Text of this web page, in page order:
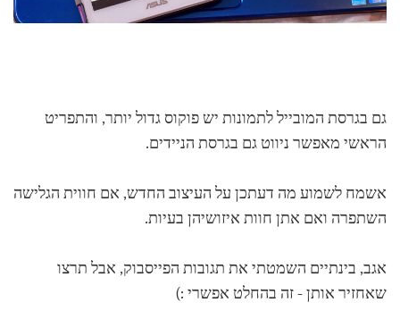
גם בגרסת המובייל לתמונות יש פוקוס גדול יותר, והתפריט
הראשי מאפשר ניווט גם בגרסת הניידים.
אשמח לשמוע מה דעתכן על העיצוב החדש, אם חווית הגלישה
השתפרה ואם אתן חוות איזושיהן בעיות.
אגב, בינתיים השמטתי את תגובות הפייסבוק, אבל תרצו
שאחזיר אותן - זה בהחלט אפשרי :)